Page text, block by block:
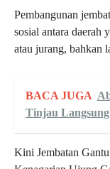
Pembangunan
sosial antara daerah
atau jurang, bahkan
BACA JUGA
Tinjau
Kini Jembatan